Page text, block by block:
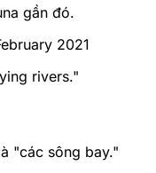
gần đó.
2021
rivers."
"các sông bay."